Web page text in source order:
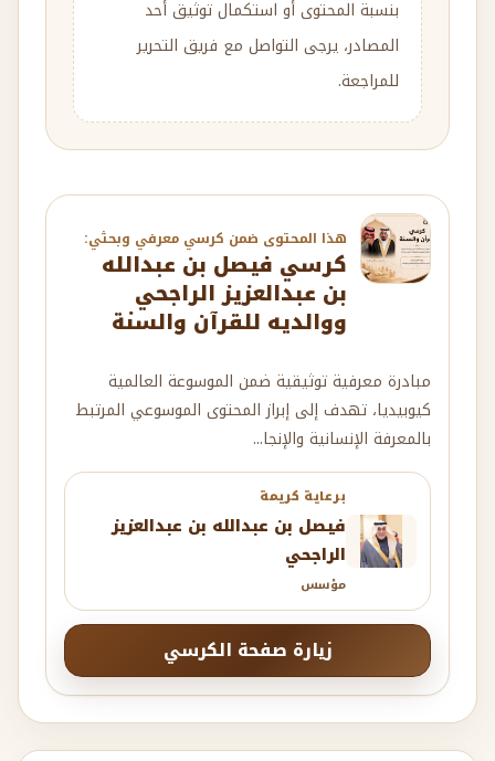
بنسبة المحتوى أو استكمال توثيق أحد
المصادر، يرجى التواصل مع فريق التحرير
للمراجعة.
هذا المحتوى ضمن كرسي معرفي وبحثي:
كرسي فيصل بن عبدالله
بن عبدالعزيز الراجحي
ووالديه للقرآن والسنة
مبادرة معرفية توثيقية ضمن الموسوعة العالمية
كيوبيديا، تهدف إلى إبراز المحتوى الموسوعي المرتبط
بالمعرفة الإنسانية والإنجا...
برعاية كريمة
فيصل بن عبدالله بن عبدالعزيز
الراجحي
مؤسس
زيارة صفحة الكرسي